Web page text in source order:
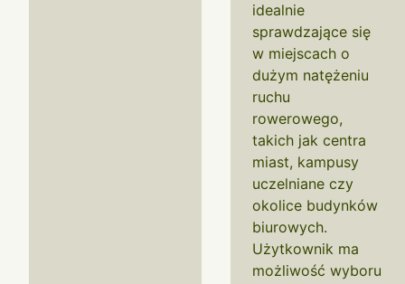
idealnie
sprawdzające się
w miejscach o
dużym natężeniu
ruchu
rowerowego,
takich jak centra
miast, kampusy
uczelniane czy
okolice budynków
biurowych.
Użytkownik ma
możliwość wyboru